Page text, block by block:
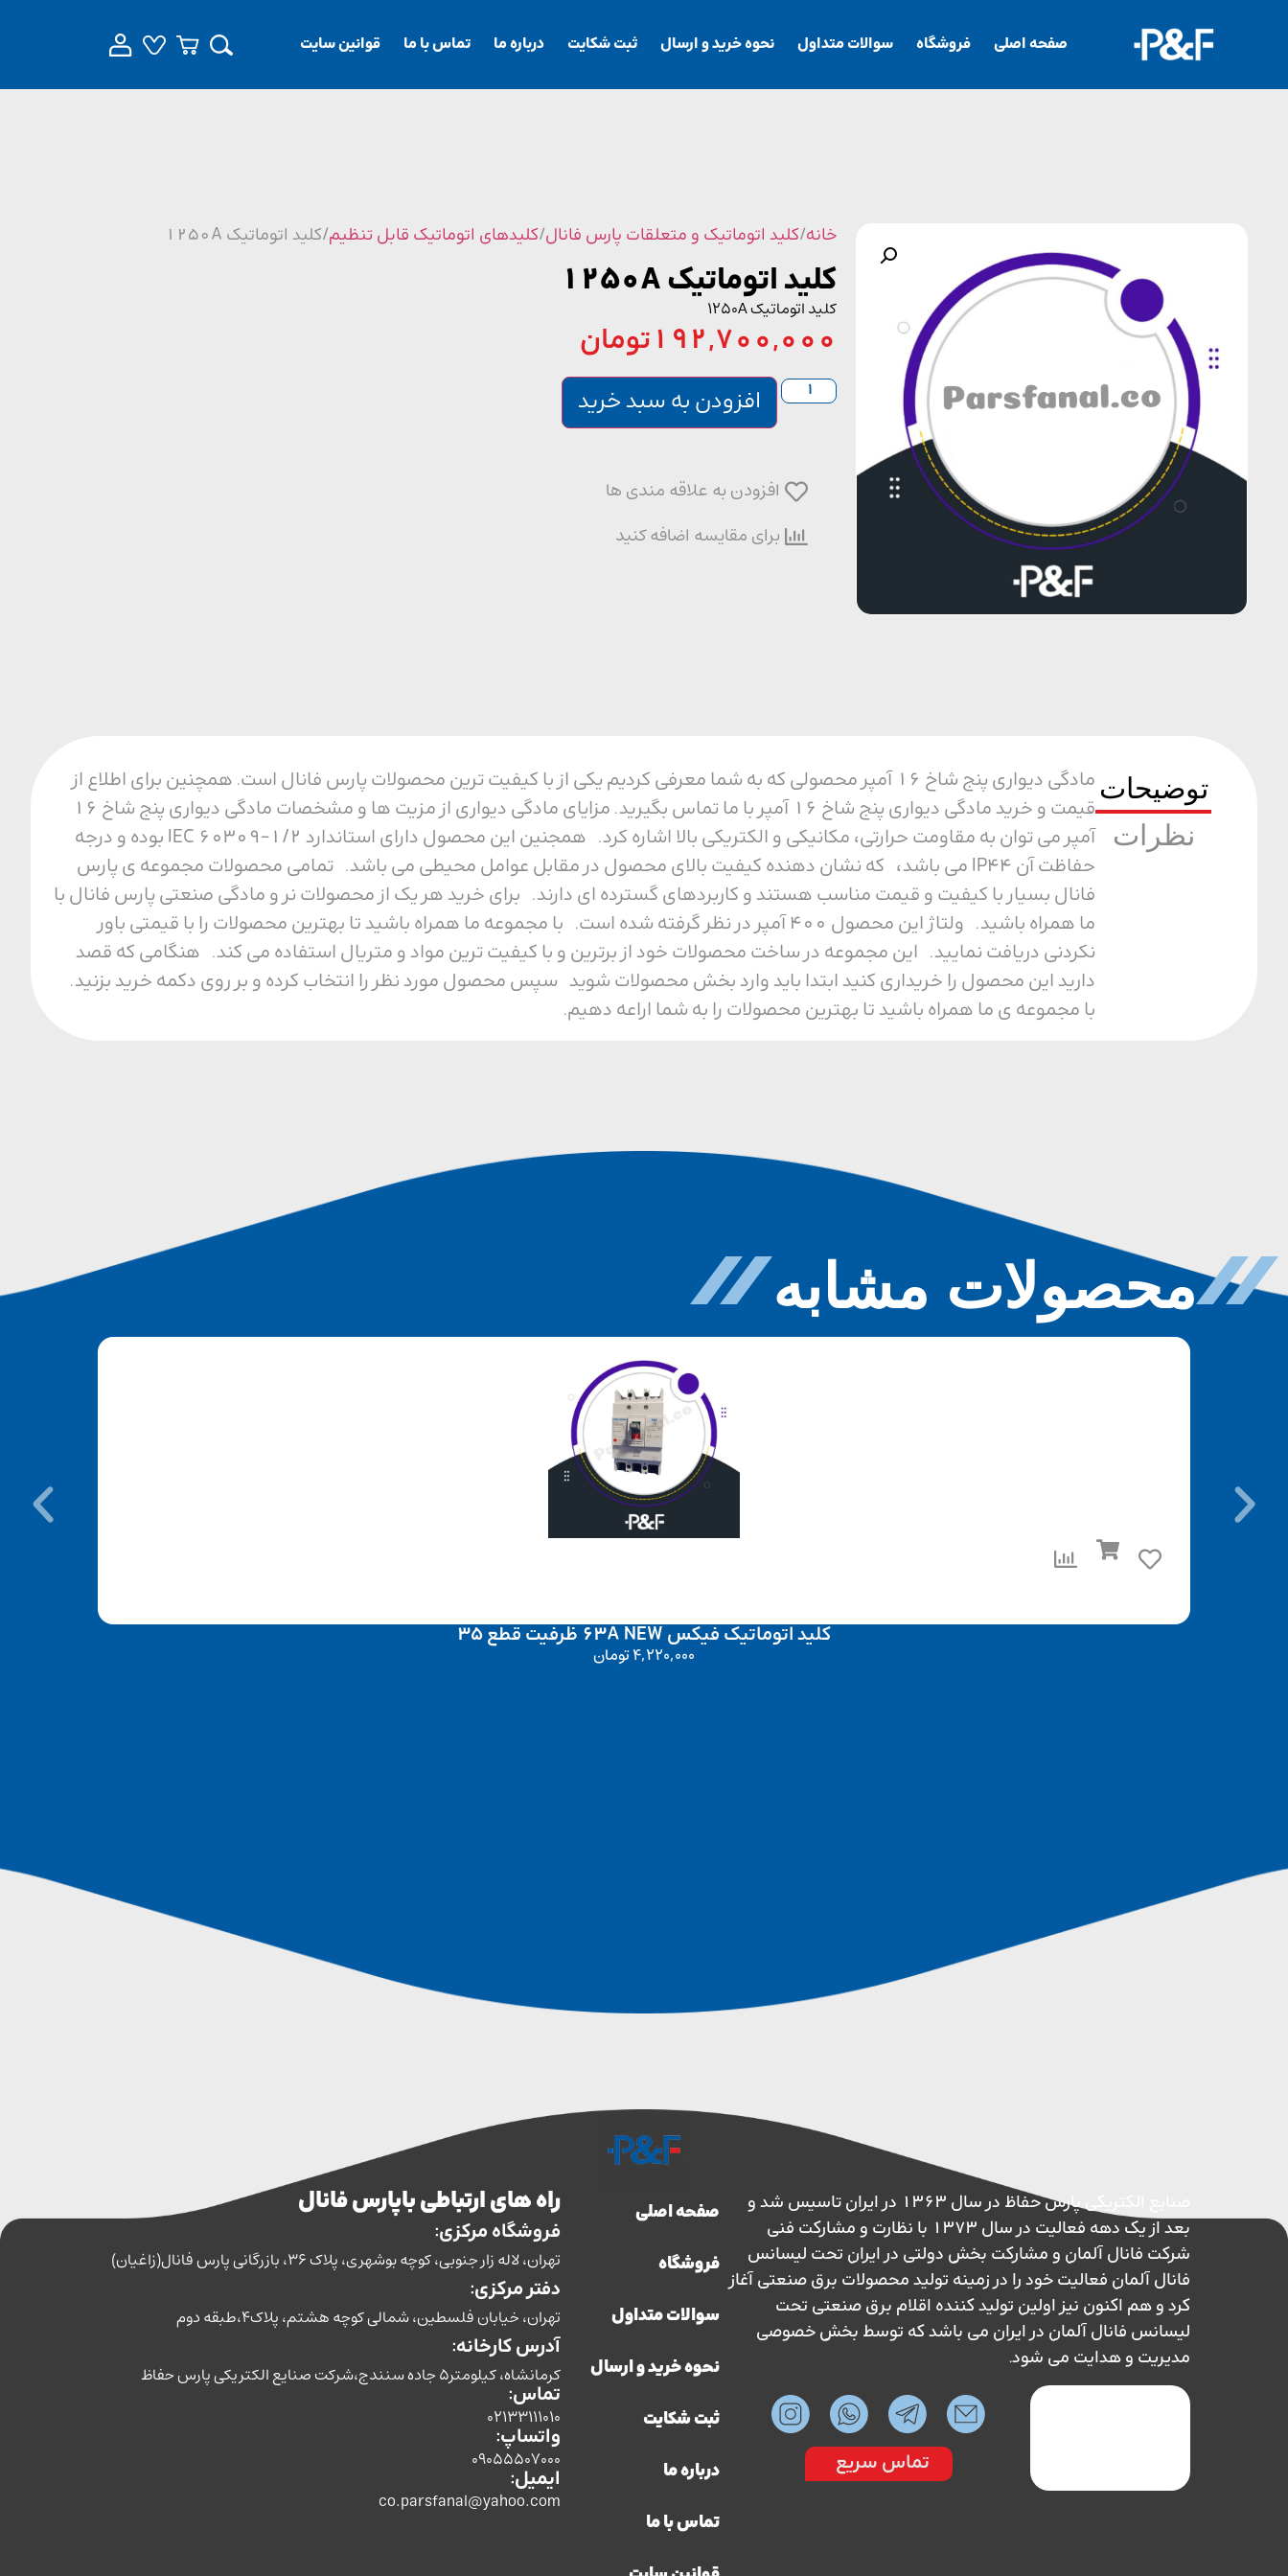
صفحه اصلی فروشگاه سوالات متداول نحوه خرید و ارسال ثبت شکایت درباره ما تماس با ما قوانین سایت
خانه/کلید اتوماتیک و متعلقات پارس فانال/کلیدهای اتوماتیک قابل تنظیم/ کلید اتوماتیک 1250A
کلید اتوماتیک 1250A
کلید اتوماتیک 1250A
192,700,000 تومان
افزودن به سبد خرید
افزودن به علاقه مندی ها
برای مقایسه اضافه کنید
توضیحات
نظرات
مادگی دیواری پنج شاخ 16 آمپر محصولی که به شما معرفی کردیم یکی از با کیفیت ترین محصولات پارس فانال است. همچنین برای اطلاع از
قیمت و خرید مادگی دیواری پنج شاخ 16 آمپر با ما تماس بگیرید. مزایای مادگی دیواری از مزیت ها و مشخصات مادگی دیواری پنج شاخ 16
آمپر می توان به مقاومت حرارتی، مکانیکی و الکتریکی بالا اشاره کرد. همجنین این محصول دارای استاندارد IEC 60309-1/2 بوده و درجه
حفاظت آن IP44 می باشد، که نشان دهنده کیفیت بالای محصول در مقابل عوامل محیطی می باشد. تمامی محصولات مجموعه ی پارس
فانال بسیار با کیفیت و قیمت مناسب هستند و کاربردهای گسترده ای دارند. برای خرید هر یک از محصولات نر و مادگی صنعتی پارس فانال با
ما همراه باشید. ولتاژ این محصول 400 آمپر در نظر گرفته شده است. با مجموعه ما همراه باشید تا بهترین محصولات را با قیمتی باور
نکردنی دریافت نمایید. این مجموعه در ساخت محصولات خود از برترین و با کیفیت ترین مواد و متریال استفاده می کند. هنگامی که قصد
دارید این محصول را خریداری کنید ابتدا باید وارد بخش محصولات شوید سپس محصول مورد نظر را انتخاب کرده و بر روی دکمه خرید بزنید.
با مجموعه ی ما همراه باشید تا بهترین محصولات را به شما اراعه دهیم.
محصولات مشابه
کلید اتوماتیک فیکس 63A NEW ظرفیت قطع 35
4,220,000تومان
صنایع الکتریکی پارس حفاظ در سال 1363 در ایران تاسیس شد و
بعد از یک دهه فعالیت در سال 1373 با نظارت و مشارکت فنی
شرکت فانال آلمان و مشارکت بخش دولتی در ایران تحت لیسانس
فانال آلمان فعالیت خود را در زمینه تولید محصولات برق صنعتی آغاز
کرد و هم اکنون نیز اولین تولید کننده اقلام برق صنعتی تحت
لیسانس فانال آلمان در ایران می باشد که توسط بخش خصوصی
مدیریت و هدایت می شود.
تماس سریع
صفحه اصلی
فروشگاه
سوالات متداول
نحوه خرید و ارسال
ثبت شکایت
درباره ما
تماس با ما
راه های ارتباطی با پارس فانال
فروشگاه مرکزی:
تهران، لاله زار جنوبی، کوچه بوشهری، پلاک 36، بازرگانی پارس فانال(زاغیان)
دفتر مرکزی:
تهران، خیابان فلسطین، شمالی کوچه هشتم، پلاک4،طبقه دوم
آدرس کارخانه:
کرمانشاه، کیلومتر5 جاده سنندج،شرکت صنایع الکتریکی پارس حفاظ
تماس:
02133111010
واتساپ:
09055507000
ایمیل:
co.parsfanal@yahoo.com